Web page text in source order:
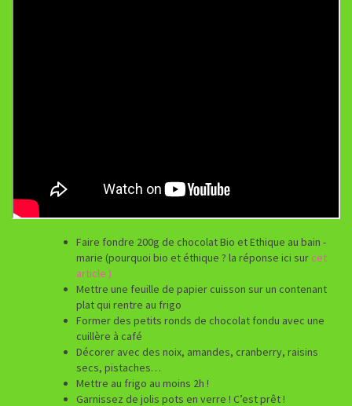
Faire fondre 200g de chocolat Bio et Ethique au bain -
marie (pourquoi bio et éthique ? la réponse ici sur cet
article )
Mettre une feuille de papier cuisson sur un contenant
plat qui rentre au frigo
Former des petits ronds de chocolat fondu avec une
cuillère à café
Décorer avec des noix, amandes, cranberry, raisins
secs, pistaches…
Mettre au frigo au moins 2h !
Garnissez de jolis pots en verre ! C’est prêt !